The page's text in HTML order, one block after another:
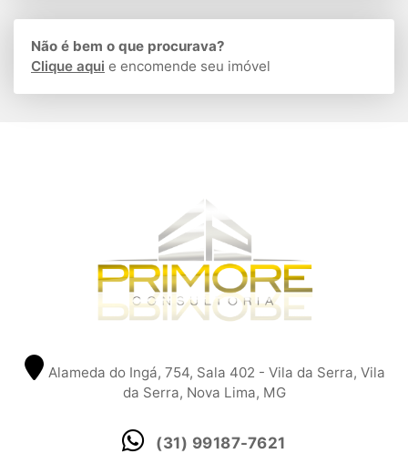
Não é bem o que procurava?
Clique aqui e encomende seu imóvel
Alameda do Ingá, 754, Sala 402 - Vila da Serra, Vila
da Serra, Nova Lima, MG
(31) 99187-7621